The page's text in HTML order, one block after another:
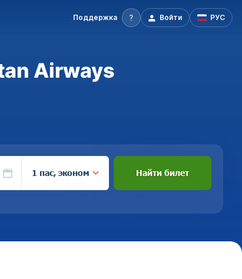
Поддержка Войти РУС
Airways
1 пас, эконом Найти билет